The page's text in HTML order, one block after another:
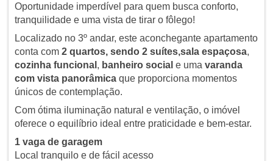
Oportunidade imperdível para quem busca conforto,
tranquilidade e uma vista de tirar o fôlego!
Localizado no 3º andar, este aconchegante apartamento
conta com 2 quartos, sendo 2 suítes,sala espaçosa,
cozinha funcional , banheiro social e uma varanda
com vista panorâmicaque proporciona momentos
únicos de contemplação.
Com ótima iluminação natural e ventilação, o imóvel
oferece o equilíbrio ideal entre praticidade e bem-estar.
1 vaga de garagem
Local tranquilo e de fácil acesso